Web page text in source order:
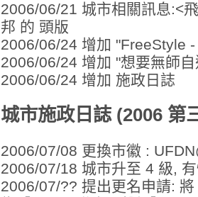
2006/06/21 城市相關訊息:<
邦 的 頭版
2006/06/24 增加 "FreeStyle
2006/06/24 增加 "想要無師
2006/06/24 增加 施政日誌
城市施政日誌 (2006 第
2006/07/08 更換市徽 :
2006/07/18 城市升至 4 級,
2006/07/?? 提出更名申請: